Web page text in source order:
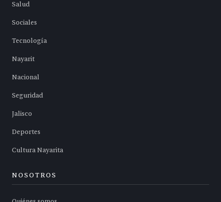
Salud
Sociales
Tecnología
Nayarit
Nacional
Seguridad
Jalisco
Deportes
Cultura Nayarita
NOSOTROS